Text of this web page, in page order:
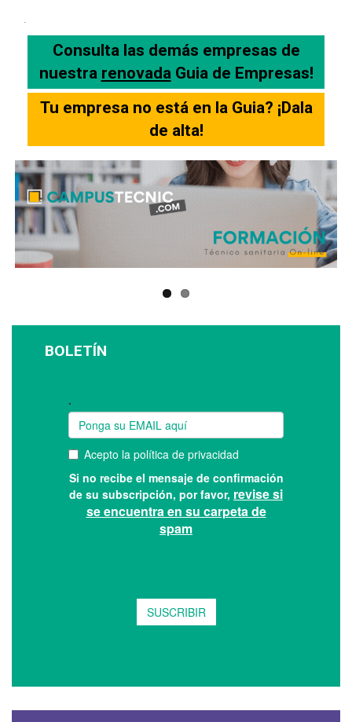
.
Consulta las demás empresas de
nuestra renovadaGuia de Empresas!
Tu empresa no está en la Guia? ¡Dala
de alta!
BOLETÍN